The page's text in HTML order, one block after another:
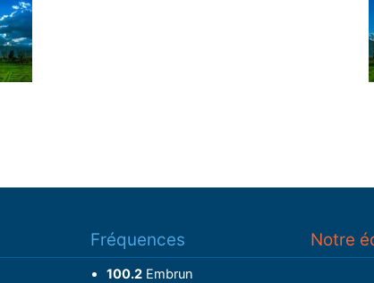
Fréquences
100.2Embrun
Notre